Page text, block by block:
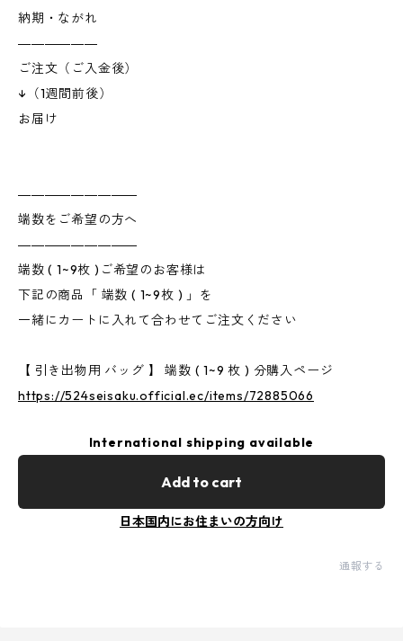
納期・ながれ
――――――
ご注文（ご入金後）
↓（1週間前後）
お届け
―――――――――
端数をご希望の方へ
―――――――――
端数 ( 1~9枚 )ご希望のお客様は
下記の商品「 端数 ( 1~9枚 ) 」を
一緒にカートに入れて合わせてご注文ください
【 引き出物用 バッグ 】 端数 ( 1~9 枚 ) 分購入ページ
https://524seisaku.official.ec/items/72885066
International shipping available
Add to cart
日本国内にお住まいの方向け
通報する